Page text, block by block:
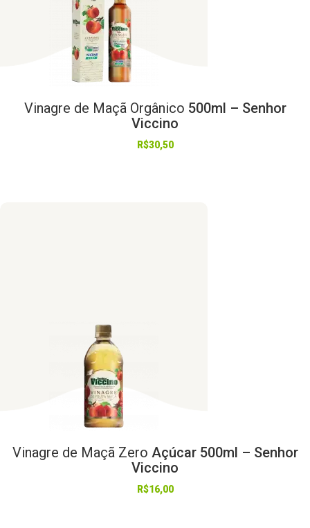
Vinagre de Maçã Orgânico 500ml – Senhor
Viccino
R$30,50
Vinagre de Maçã Zero Açúcar 500ml – Senhor
Viccino
R$16,00